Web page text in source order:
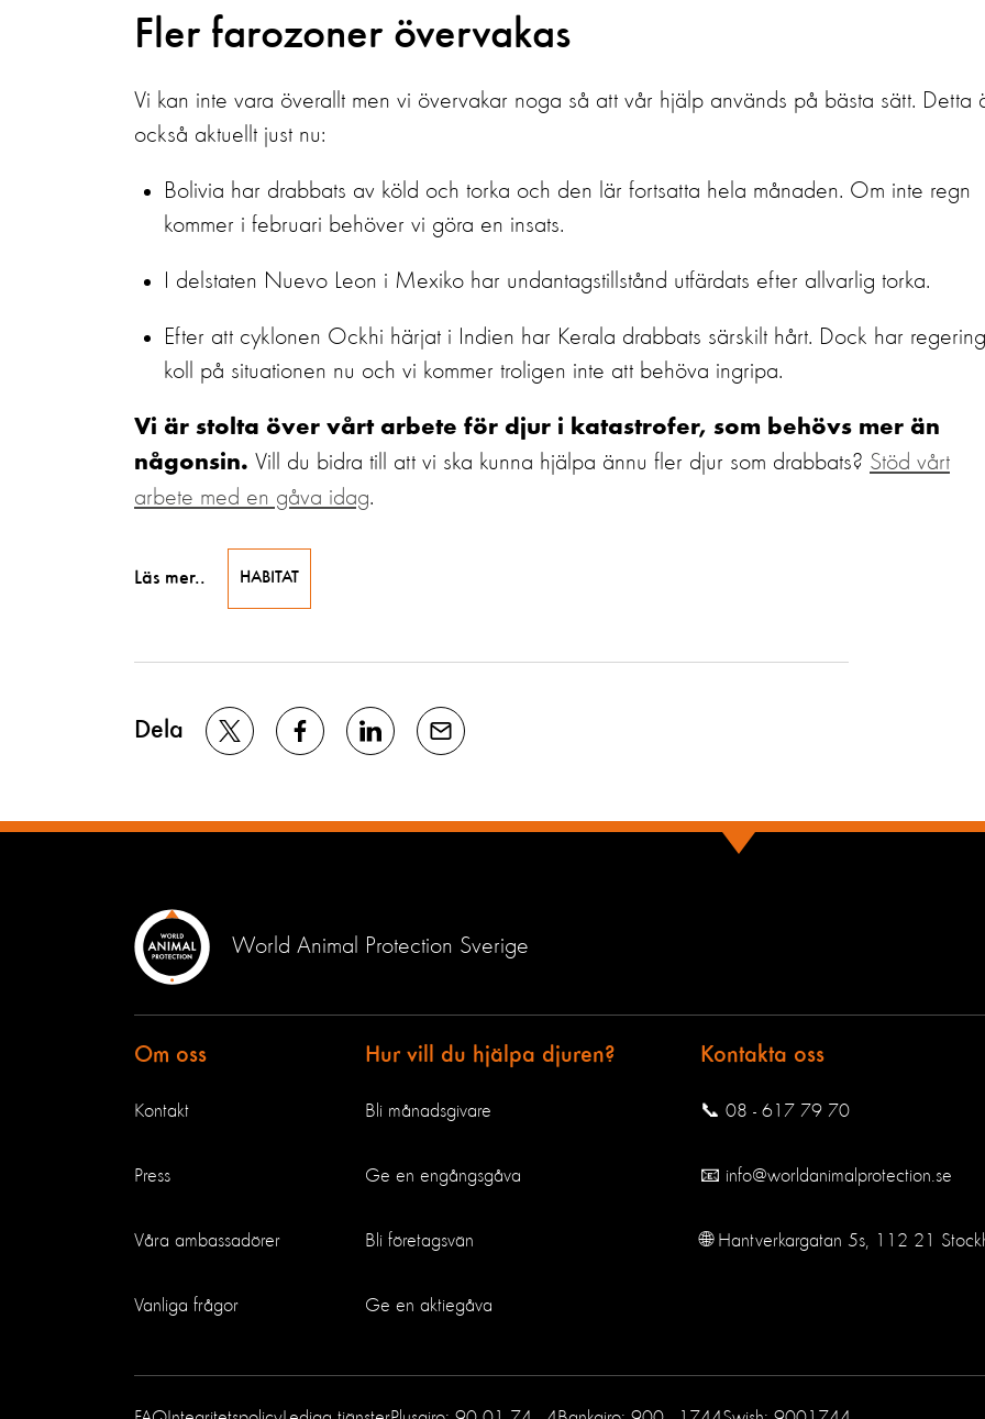
Fler farozoner övervakas
Vi kan inte vara överallt men vi övervakar noga så att vår hjälp används på bästa sätt. Detta
också aktuellt just nu:
Bolivia har drabbats av köld och torka och den lär fortsatta hela månaden. Om inte regn
kommer i februari behöver vi göra en insats.
I delstaten Nuevo Leon i Mexiko har undantagstillstånd utfärdats efter allvarlig torka.
Efter att cyklonen Ockhi härjat i Indien har Kerala drabbats särskilt hårt. Dock har
koll på situationen nu och vi kommer troligen inte att behöva ingripa.
Vi är stolta över vårt arbete för djur i katastrofer, som behövs mer än
någonsin. Vill du bidra till att vi ska kunna hjälpa ännu fler djur som drabbats? Stöd vårt
arbete med en gåva idag.
Läs mer.. HABITAT
Dela
World Animal Protection Sverige
Om oss
Kontakt
Press
Våra ambassadörer
Vanliga frågor
Hur vill du hjälpa djuren?
Bli månadsgivare
Ge en engångsgåva
Bli företagsvän
Ge en aktiegåva
Kontakta oss
📞 08 - 617 79 70
📧 info@worldanimalprotection.se
🌐 Hantverkargatan 5s, 112 21